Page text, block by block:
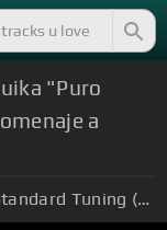
"Puro
a
Standard Tuning (EADGBE)